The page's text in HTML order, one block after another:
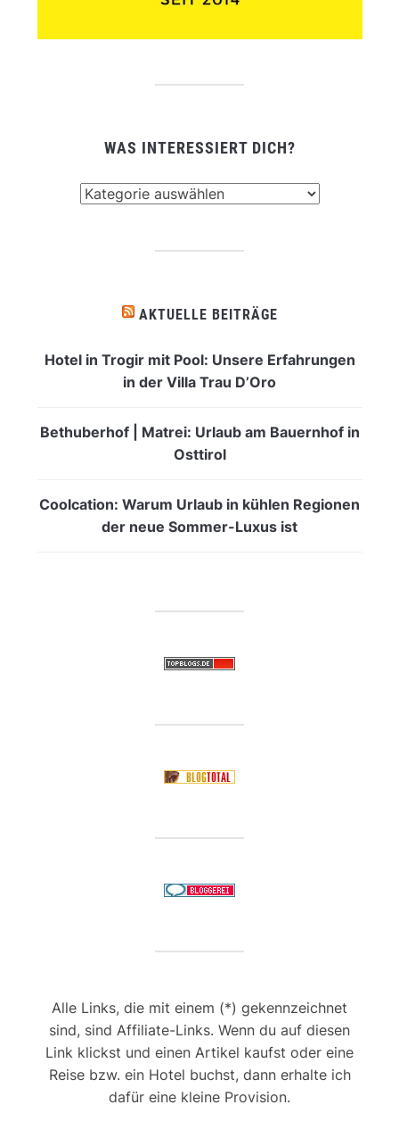
WAS INTERESSIERT DICH?
AKTUELLE BEITRÄGE
Hotel in Trogir mit Pool: Unsere Erfahrungen
in der Villa Trau D’Oro
Bethuberhof | Matrei: Urlaub am Bauernhof in
Osttirol
Coolcation: Warum Urlaub in kühlen Regionen
der neue Sommer-Luxus ist
Alle Links, die mit einem (*) gekennzeichnet
sind, sind Affiliate-Links. Wenn du auf diesen
Link klickst und einen Artikel kaufst oder eine
Reise bzw. ein Hotel buchst, dann erhalte ich
dafür eine kleine Provision.